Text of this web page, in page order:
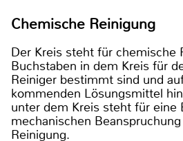
Chemische Reinigung
Der Kreis steht für chemische
Buchstaben in dem Kreis für
Reiniger bestimmt sind und
kommenden Lösungsmittel
unter dem Kreis steht für eine
mechanischen
Reinigung.